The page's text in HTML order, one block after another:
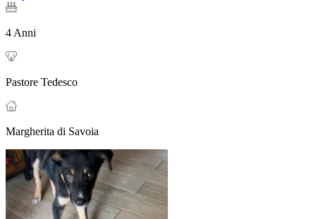
4 Anni
Pastore Tedesco
Margherita di Savoia